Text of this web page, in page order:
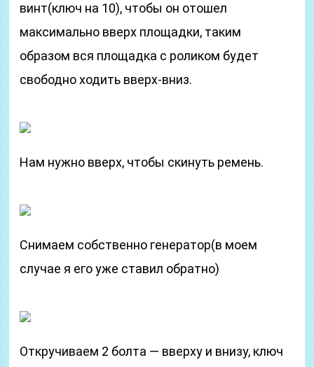
винт(ключ на 10), чтобы он отошел
максимально вверх площадки, таким
образом вся площадка с роликом будет
свободно ходить вверх-вниз.
Нам нужно вверх, чтобы скинуть ремень.
Снимаем собственно генератор(в моем
случае я его уже ставил обратно)
Откручиваем 2 болта — вверху и внизу, ключ